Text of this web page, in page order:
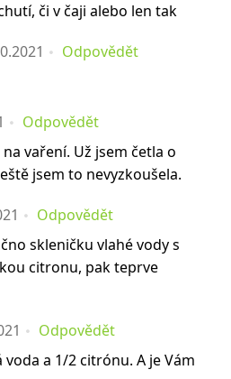
či v čaji alebo len tak
Odpovědět
Odpovědět
vaření. Už jsem četla o
jsem to nevyzkoušela.
Odpovědět
skleničku vlahé vody s
citronu, pak teprve
Odpovědět
a 1/2 citrónu. A je Vám